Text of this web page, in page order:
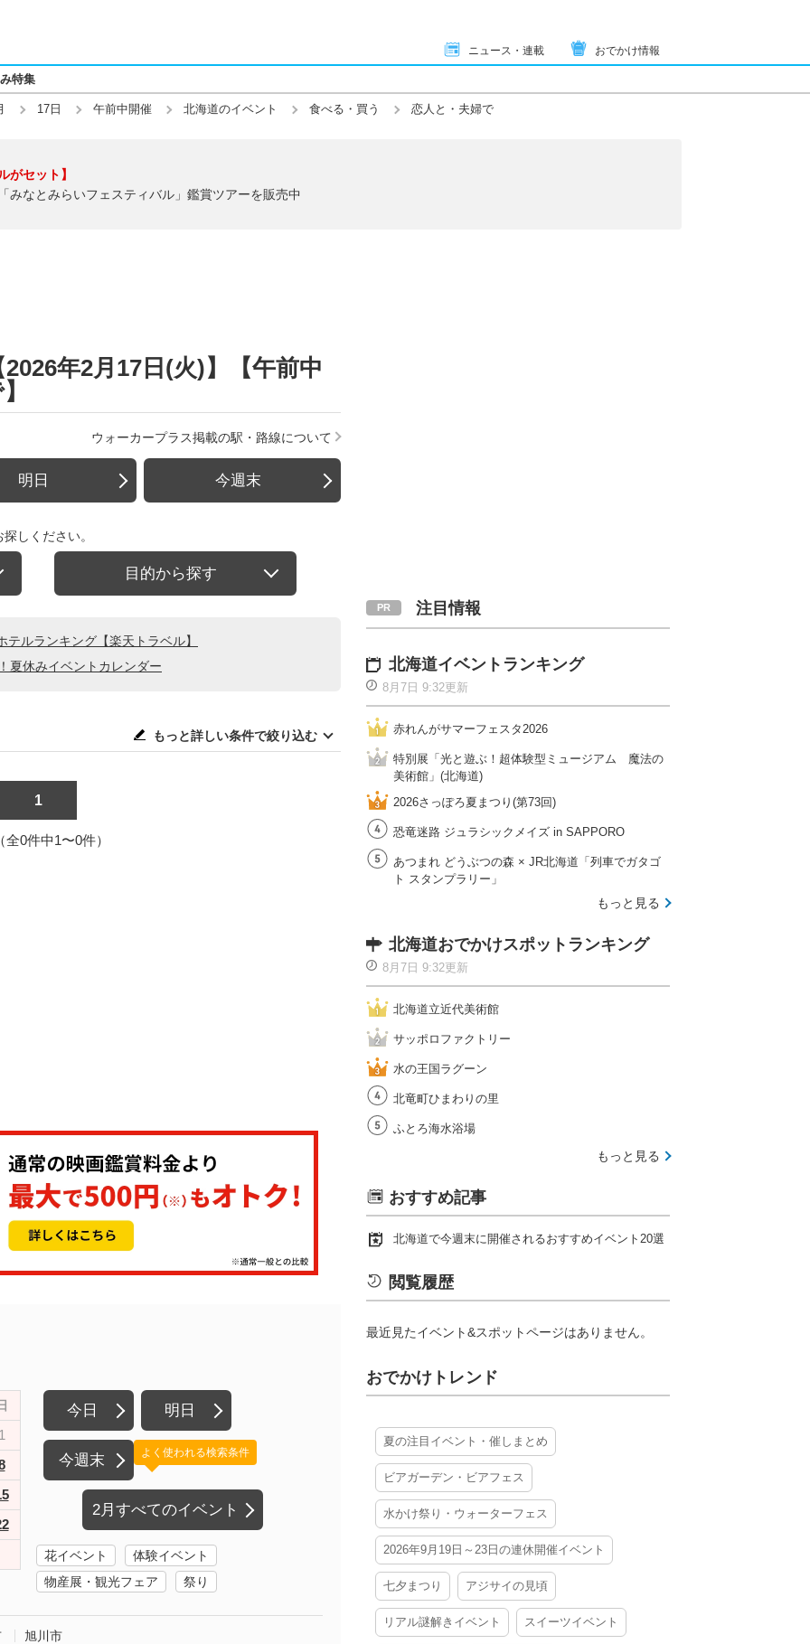
ニュース・連載 おでかけ情報
特集
17日 午前中開催 北海道のイベント 食べる・買う 恋人と・夫婦で
がセット】
みなとみらいフェスティバル」鑑賞ツアーを販売中
年2月17日(火)】【午前中
ウォーカープラス掲載の駅・路線について
明日 今週末
しください。
目的から探す
ルランキング【楽天トラベル】
夏休みイベントカレンダー
もっと詳しい条件で絞り込む
1
全0件中1〜0件）
今日 明日
今週末
2月すべてのイベント
よく使われる検索条件
花イベント
体験イベント
物産展・観光フェア
祭り
旭川市
注目情報
北海道イベントランキング
8月7日 9:32更新
赤れんがサマーフェスタ2026
特別展「光と遊ぶ！超体験型ミュージアム 魔法の
美術館」(北海道)
2026さっぽろ夏まつり(第73回)
恐竜迷路 ジュラシックメイズ in SAPPORO
あつまれ どうぶつの森 × JR北海道「列車でガタゴ
ト スタンプラリー」
もっと見る
北海道おでかけスポットランキング
8月7日 9:32更新
北海道立近代美術館
サッポロファクトリー
水の王国ラグーン
北竜町ひまわりの里
ふとろ海水浴場
もっと見る
おすすめ記事
北海道で今週末に開催されるおすすめイベント20選
閲覧履歴
最近見たイベント&スポットページはありません。
おでかけトレンド
夏の注目イベント・催しまとめ
ビアガーデン・ビアフェス
水かけ祭り・ウォーターフェス
2026年9月19日～23日の連休開催イベント
七夕まつり アジサイの見頃
リアル謎解きイベント スイーツイベント